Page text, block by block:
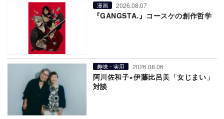
漫画 2026.08.07
『GANGSTA.』コースケの創作哲学
趣味・実用 2026.08.06
阿川佐和子×伊藤比呂美「女じまい」
対談